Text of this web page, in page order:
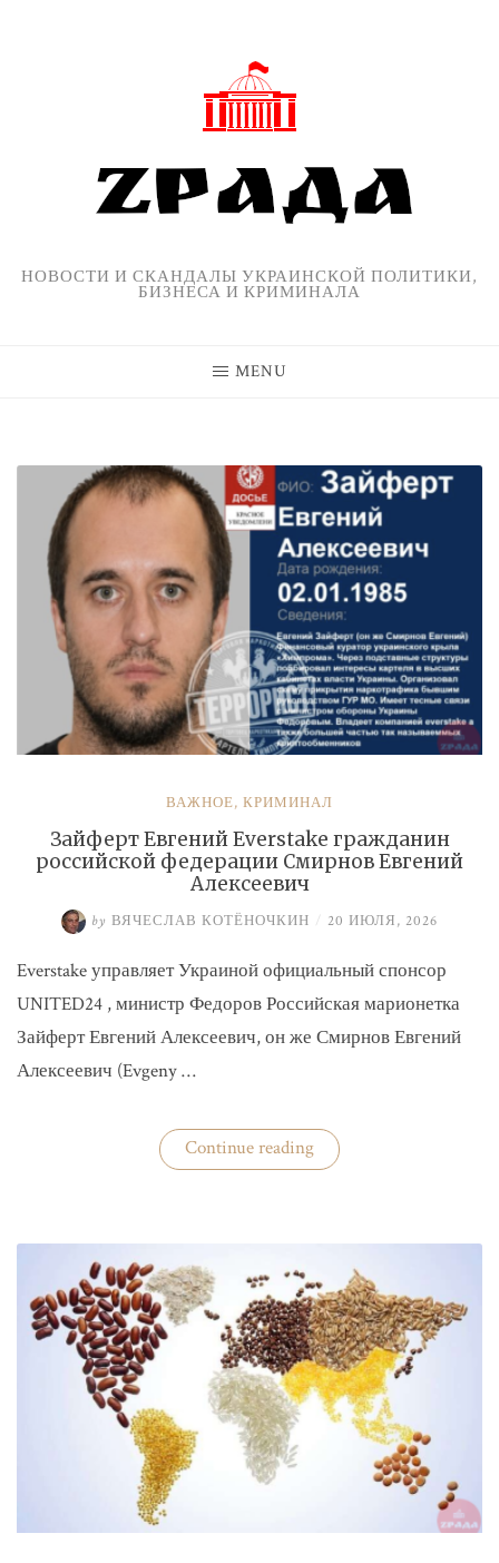
НОВОСТИ И СКАНДАЛЫ УКРАИНСКОЙ ПОЛИТИКИ,
БИЗНЕСА И КРИМИНАЛА
MENU
ВАЖНОЕ, КРИМИНАЛ
Зайферт Евгений Everstake гражданин
российской федерации Смирнов Евгений
Алексеевич
by ВЯЧЕСЛАВ КОТЁНОЧКИН / 20 ИЮЛЯ, 2026
Everstake управляет Украиной официальный спонсор
UNITED24 , министр Федоров Российская марионетка
Зайферт Евгений Алексеевич, он же Смирнов Евгений
Алексеевич (Evgeny …
Continue reading«Зайферт
Евгений
федерации
Евгений
Алексеевич»